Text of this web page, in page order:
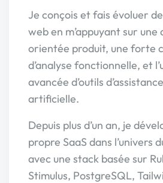
Je conçois et fais évoluer
web en m’appuyant sur une
orientée produit, une forte
d’analyse fonctionnelle, et
avancée d’outils
artificielle.
Depuis plus d’un an, je
propre SaaS dans l’univers
avec une stack basée sur
Stimulus, PostgreSQL,